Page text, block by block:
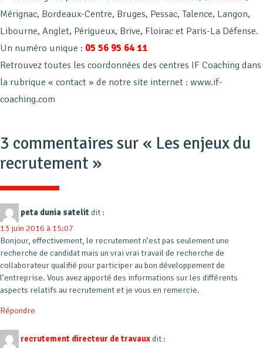
Mérignac, Bordeaux-Centre, Bruges, Pessac, Talence, Langon,
Libourne, Anglet, Périgueux, Brive, Floirac et Paris-La Défense.
Un numéro unique : 05 56 95 64 11
Retrouvez toutes les coordonnées des centres IF Coaching dans
la rubrique « contact » de notre site internet : www.if-
coaching.com
3 commentaires sur « Les enjeux du
recrutement »
peta dunia satelitdit :
13 juin 2016 à 15:07
Bonjour, effectivement, le recrutement n’est pas seulement une
recherche de candidat mais un vrai vrai travail de recherche de
collaborateur qualifié pour participer au bon développement de
l’entreprise. Vous avez apporté des informations sur les différents
aspects relatifs au recrutement et je vous en remercie.
Répondre
recrutement directeur de travauxdit :